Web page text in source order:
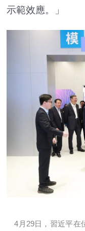
示範效應。」
4月29日，習近平在